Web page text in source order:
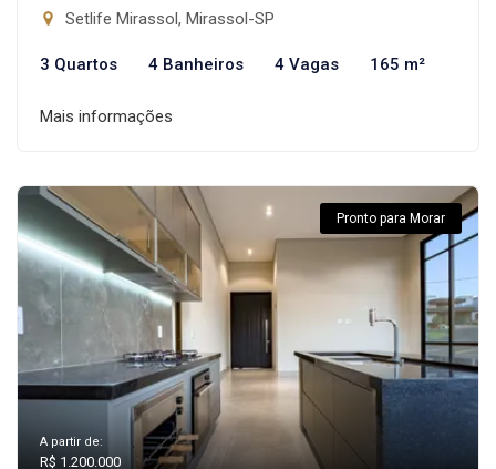
Setlife Mirassol, Mirassol-SP
3 Quartos 4 Banheiros 4 Vagas 165 m²
Mais informações
Pronto para Morar
A partir de:
R$ 1.200.000